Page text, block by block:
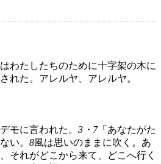
わたしたちのために十字架の木に
れた。アレルヤ、アレルヤ。
モに言われた。 3・7「あなたがた
い。 8風は思いのままに吹く。あ
それがどこから来て、どこへ行く